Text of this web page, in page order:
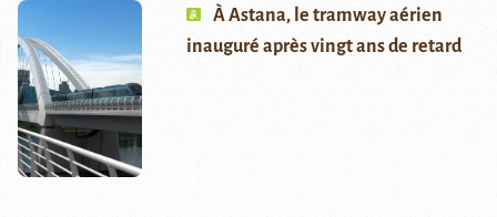
À Astana, le tramway aérien
inauguré après vingt ans de retard